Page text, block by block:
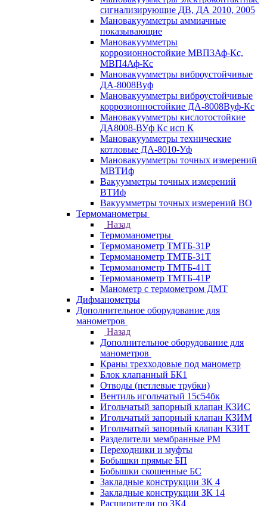
сигнализирующие ДВ, ДА 2010, 2005
Мановакуумметры аммиачные
показывающие
Мановакуумметры
коррозионностойкие МВП3Аф-Кс,
МВП4Аф-Кс
Мановакуумметры виброустойчивые
ДА-8008Вуф
Мановакуумметры виброустойчивые
коррозионностойкие ДА-8008Вуф-Кс
Мановакуумметры кислотостойкие
ДА8008-ВУф Кс исп К
Мановакуумметры технические
котловые ДА-8010-Уф
Мановакуумметры точных измерений
МВТИф
Вакуумметры точных измерений
ВТИф
Вакуумметры точных измерений ВО
Термоманометры
Назад
Термоманометры
Термоманометр ТМТБ-31Р
Термоманометр ТМТБ-31Т
Термоманометр ТМТБ-41Т
Термоманометр ТМТБ-41Р
Манометр с термометром ДМТ
Дифманометры
Дополнительное оборудование для
манометров
Назад
Дополнительное оборудование для
манометров
Краны трехходовые под манометр
Блок клапанный БК1
Отводы (петлевые трубки)
Вентиль игольчатый 15с54бк
Игольчатый запорный клапан КЗИС
Игольчатый запорный клапан КЗИМ
Игольчатый запорный клапан КЗИТ
Разделители мембранные РМ
Переходники и муфты
Бобышки прямые БП
Бобышки скошенные БС
Закладные конструкции ЗК 4
Закладные конструкции ЗК 14
Расширители по ЗК4